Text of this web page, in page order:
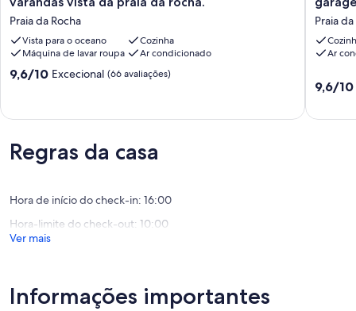
qrto
e
2
C
de
Das
varandas
praia
rocha.
Praia
Praia da Rocha
Vista para o oceano
Cozinha
Máquina de lavar roupa
Ar condicionado
Pontuação
de
máximo
de
(66
9,6/10 Excecional (66 avaliações)
praia,
comum
quarto
Praia
Ar
9,6/10
Regras da casa
Hora de início do check-in: 16:00
Hora-limite do check-out: 10:00
Ver mais
Informações importantes